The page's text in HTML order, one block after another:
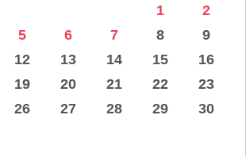
1
2
5 6 7 8
9
12 13 14 15
16
19 20 21 22
23
26 27 28 29
30